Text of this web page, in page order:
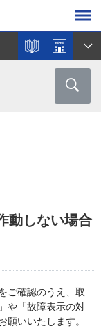
動しない場合
ご確認のうえ、取
や「故障表示の対
願いいたします。